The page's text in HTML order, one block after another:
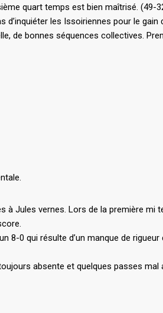
quart temps est bien maîtrisé.
les Issoiriennes pour le
de bonnes séquences collectives.
Jules vernes. Lors de la première mi
8-0 qui résulte d’un manque de
absente et quelques passes